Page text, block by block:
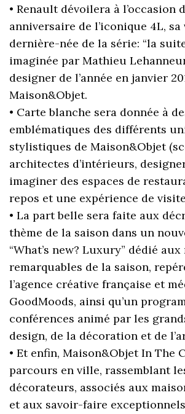
• Renault dévoilera à l’occasion
anniversaire de l’iconique 4L,
dernière-née de la série: “la suite
imaginée par Mathieu
designer de l’année en janvier
Maison&Objet.
• Carte blanche sera donnée à
emblématiques des différents
stylistiques de Maison&Objet
architectes d’intérieurs,
imaginer des espaces de
repos et une expérience de
• La part belle sera faite aux
thème de la saison dans un
“What’s new? Luxury” dédié
remarquables de la saison,
l’agence créative française et
GoodMoods, ainsi qu’un
conférences animé par les
design, de la décoration et de
• Et enfin, Maison&Objet In The
parcours en ville, rassemblant
décorateurs, associés aux
et aux savoir-faire